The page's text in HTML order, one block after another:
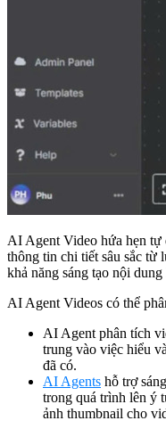
AI Agent Video hứa hẹn tự
thông tin chi tiết sâu sắc
khả năng sáng tạo nội
AI Agent Videos có thể
AI Agent phân tích
trung vào việc hiểu
đã có.
AI Agents hỗ trợ
trong quá trình lên ý
ảnh thumbnail cho